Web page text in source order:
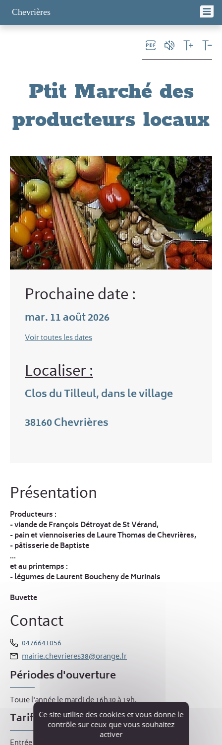
Chevrières
Ptit Marché des
producteurs locaux
Prochaine date :
mar. 11 août 2026
Voir toutes les dates
Localiser :
Clos du Tilleul, dans le village
38160Chevrières
Présentation
Producteurs :
- viande de François Détroyat de St Vérand,
- pain et viennoiseries de Laure Thomas de Chevrières,
- pâtisserie de Baptiste
...
et au printemps :
- légumes de Laurent Boucheny de Murinais
Buvette
Contact
0476641056
mairie.chevrieres38@orange.fr
Périodes d'ouverture
Toute l'année le mardi de 16h30 à 19h.
Tarif Ce site utilise des cookies et vous donne le
contrôle sur ceux que vous souhaitez
activer